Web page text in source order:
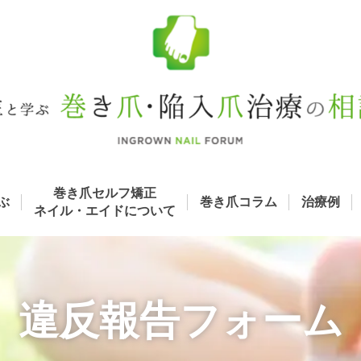
巻き爪セルフ矯正
ネイル・エイドについて
巻き爪コラム 治療例
違反報告フォーム